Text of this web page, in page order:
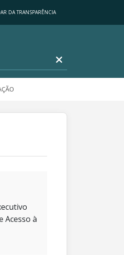
DA TRANSPARÊNCIA
Acesso à